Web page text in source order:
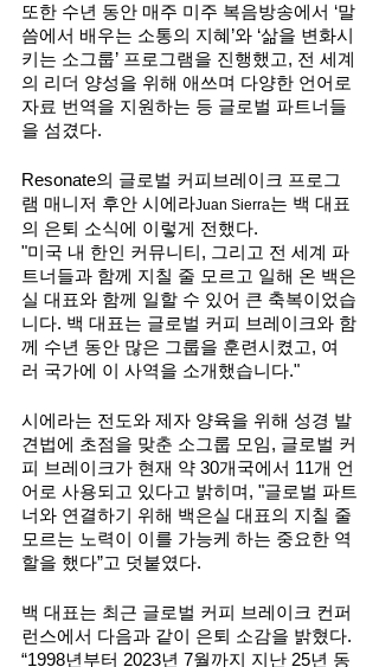
또한 수년 동안 매주 미주 복음방송에서 ‘말
씀에서 배우는 소통의 지혜’와 ‘삶을 변화시
키는 소그룹’ 프로그램을 진행했고, 전 세계
의 리더 양성을 위해 애쓰며 다양한 언어로
자료 번역을 지원하는 등 글로벌 파트너들
을 섬겼다.
Resonate의 글로벌 커피브레이크 프로그
램 매니저 후안 시에라Juan Sierra는 백 대표
의 은퇴 소식에 이렇게 전했다.
"미국 내 한인 커뮤니티, 그리고 전 세계 파
트너들과 함께 지칠 줄 모르고 일해 온 백은
실 대표와 함께 일할 수 있어 큰 축복이었습
니다. 백 대표는 글로벌 커피 브레이크와 함
께 수년 동안 많은 그룹을 훈련시켰고, 여
러 국가에 이 사역을 소개했습니다."
시에라는 전도와 제자 양육을 위해 성경 발
견법에 초점을 맞춘 소그룹 모임, 글로벌 커
피 브레이크가 현재 약 30개국에서 11개 언
어로 사용되고 있다고 밝히며, "글로벌 파트
너와 연결하기 위해 백은실 대표의 지칠 줄
모르는 노력이 이를 가능케 하는 중요한 역
할을 했다”고 덧붙였다.
백 대표는 최근 글로벌 커피 브레이크 컨퍼
런스에서 다음과 같이 은퇴 소감을 밝혔다.
“1998년부터 2023년 7월까지 지난 25년 동